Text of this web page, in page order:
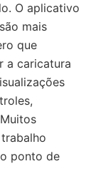
O aplicativo
mais
que
a caricatura
ponto de